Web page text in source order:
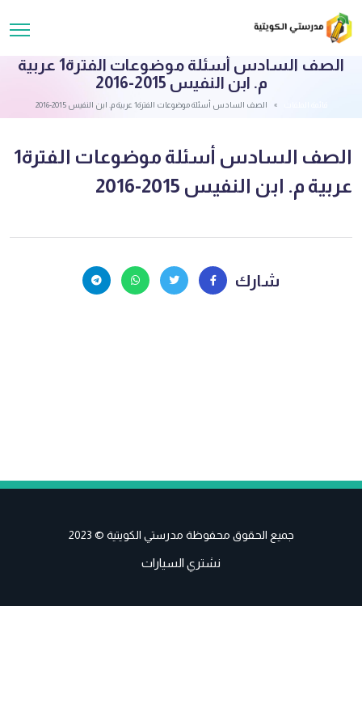
الصف السادس أسئلة موضوعات الفترة1 عربية
م. ابن النفيس 2015-2016
الصف السادس أسئلة موضوعات الفترة1 عربية م. ابن النفيس 2015-2016
الصف السادس أسئلة موضوعات الفترة1
عربية م. ابن النفيس 2015-2016
شارك
جميع الحقوق محفوظة مدرستي الكويتية © 2023
نشتري السيارات